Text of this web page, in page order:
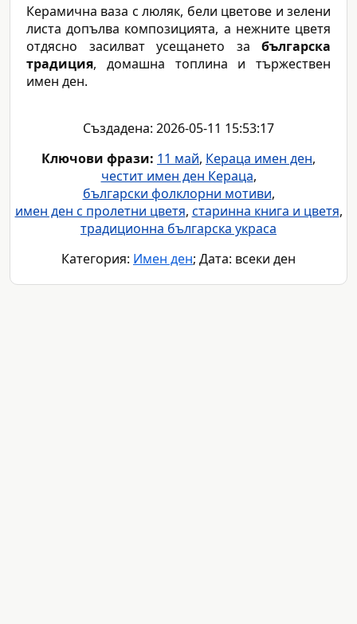
Керамична ваза с люляк, бели цветове и зелени
листа допълва композицията, а нежните цветя
отдясно засилват усещането за българска
традиция, домашна топлина и тържествен
имен ден.
Създадена: 2026-05-11 15:53:17
Ключови фрази: 11 май, Кераца имен ден,
честит имен ден Кераца,
български фолклорни мотиви,
имен ден с пролетни цветя, старинна книга и цветя,
традиционна българска украса
Категория: Имен ден; Дата: всеки ден